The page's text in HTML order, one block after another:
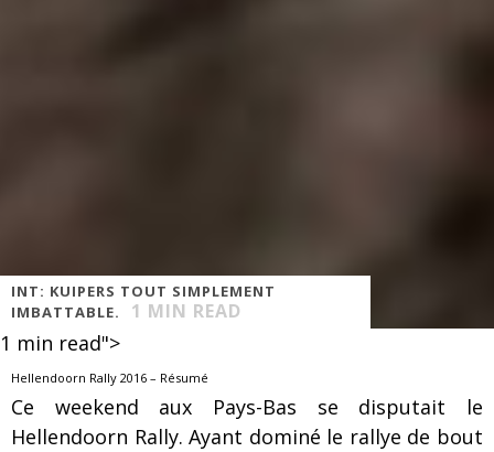
INT: KUIPERS TOUT SIMPLEMENT
IMBATTABLE.
1 MIN READ
1 min read">
Hellendoorn Rally 2016 – Résumé
Ce weekend aux Pays-Bas se disputait le
Hellendoorn Rally. Ayant dominé le rallye de bout